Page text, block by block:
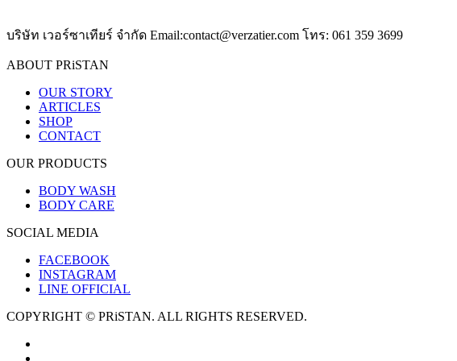
บริษัท เวอร์ซาเทียร์ จำกัด Email:contact@verzatier.com โทร: 061 359 3699
ABOUT PRiSTAN
OUR STORY
ARTICLES
SHOP
CONTACT
OUR PRODUCTS
BODY WASH
BODY CARE
SOCIAL MEDIA
FACEBOOK
INSTAGRAM
LINE OFFICIAL
COPYRIGHT © PRiSTAN. ALL RIGHTS RESERVED.